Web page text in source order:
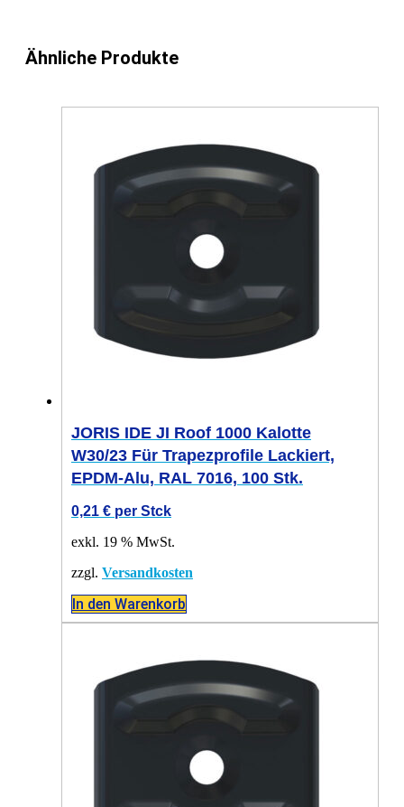
Ähnliche Produkte
JORIS IDE JI Roof 1000 Kalotte
W30/23 Für Trapezprofile Lackiert,
EPDM-Alu, RAL 7016, 100 Stk.
0,21 € per Stck
exkl. 19 % MwSt.
zzgl. Versandkosten
In den Warenkorb